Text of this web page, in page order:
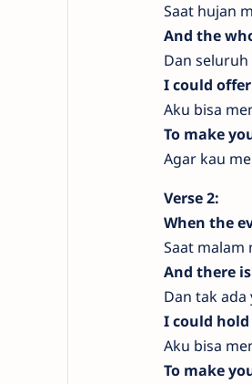
Saat hujan
And the
Dan
I could
Aku bisa
To make
Agar kau
Verse 2:
When the
Saat
And there
Dan tak
I could
Aku bisa
To make